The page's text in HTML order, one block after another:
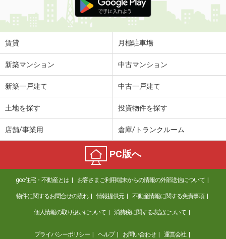
賃貸 月極駐車場
新築マンション 中古マンション
新築一戸建て 中古一戸建て
土地を探す 投資物件を探す
店舗/事業用 倉庫/トランクルーム
PC版へ
goo住宅・不動産とは お客さまご利用端末からの情報の外部送信について
物件に関するお問合せの流れ 情報提供元 不動産情報に関する免責事項
個人情報の取り扱いについて 消費税に関する表記について
プライバシーポリシー ヘルプ お問い合わせ 運営会社